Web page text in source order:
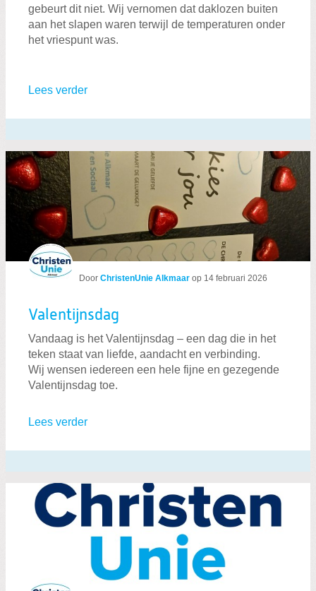
gebeurt dit niet. Wij vernomen dat daklozen buiten
aan het slapen waren terwijl de temperaturen onder
het vriespunt was.
Lees verder
Door ChristenUnie Alkmaar op 14 februari 2026
Valentijnsdag
Vandaag is het Valentijnsdag – een dag die in het
teken staat van liefde, aandacht en verbinding.
Wij wensen iedereen een hele fijne en gezegende
Valentijnsdag toe.
Lees verder